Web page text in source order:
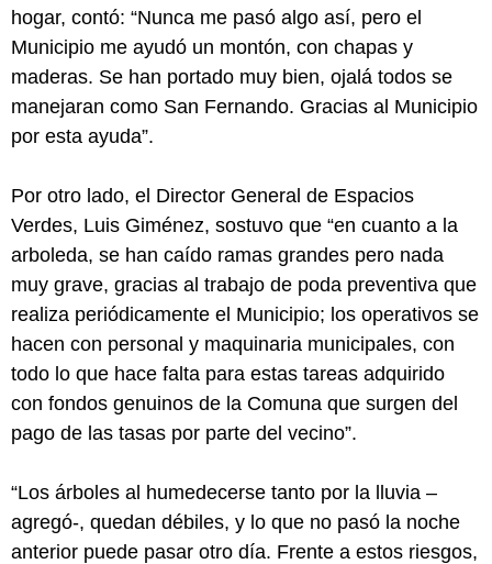
hogar, contó: “Nunca me pasó algo así, pero el
Municipio me ayudó un montón, con chapas y
maderas. Se han portado muy bien, ojalá todos se
manejaran como San Fernando. Gracias al Municipio
por esta ayuda”.
Por otro lado, el Director General de Espacios
Verdes, Luis Giménez, sostuvo que “en cuanto a la
arboleda, se han caído ramas grandes pero nada
muy grave, gracias al trabajo de poda preventiva que
realiza periódicamente el Municipio; los operativos se
hacen con personal y maquinaria municipales, con
todo lo que hace falta para estas tareas adquirido
con fondos genuinos de la Comuna que surgen del
pago de las tasas por parte del vecino”.
“Los árboles al humedecerse tanto por la lluvia –
agregó-, quedan débiles, y lo que no pasó la noche
anterior puede pasar otro día. Frente a estos riesgos,